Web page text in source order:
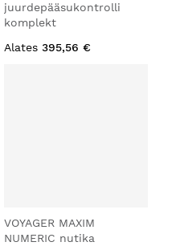
juurdepääsukontrolli
komplekt
Alates 395,56 €
VOYAGER MAXIM
NUMERIC nutika